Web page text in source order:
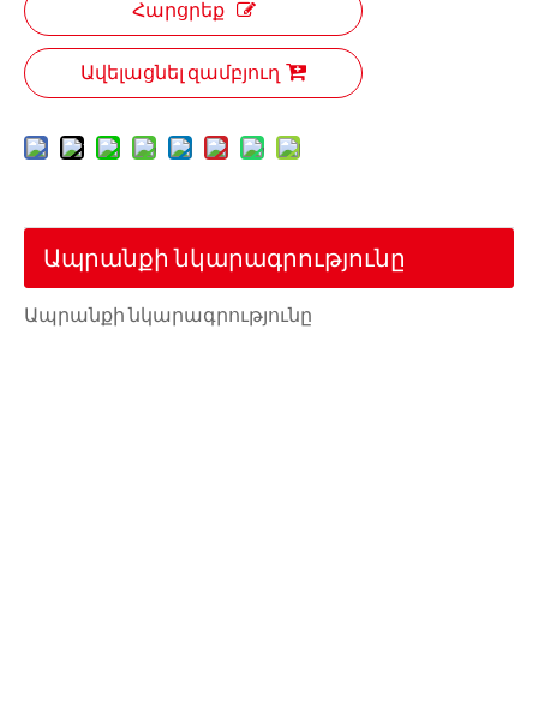
Հարցրեք
Ավելացնել զամբյուղ
Ապրանքի նկարագրությունը
Ապրանքի նկարագրությունը